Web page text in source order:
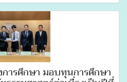
ารศึกษา มอบทุนการศึกษา